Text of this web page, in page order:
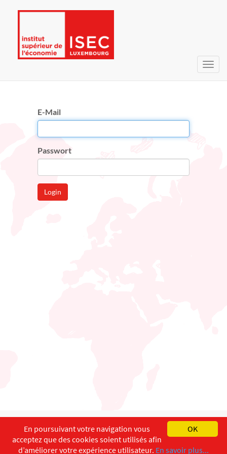
E-Mail
Passwort
Login
English Français
Copyright ©ISEC-AdW Impressum
OK
En poursuivant votre navigation vous
acceptez que des cookies soient utilisés afin
d’améliorer votre expérience utilisateur. En savoir plus...